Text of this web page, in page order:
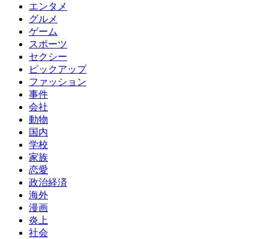
エンタメ
グルメ
ゲーム
スポーツ
セクシー
ピックアップ
ファッション
事件
会社
動物
国内
学校
家族
恋愛
政治経済
海外
漫画
炎上
社会